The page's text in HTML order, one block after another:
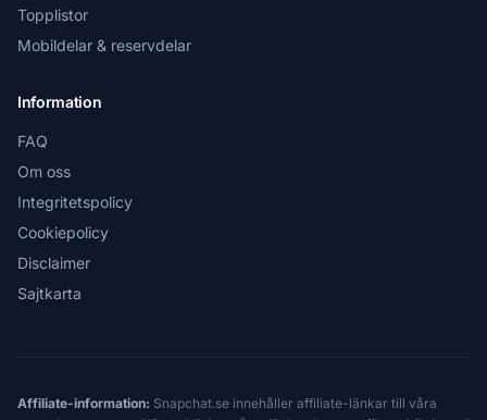
Topplistor
Mobildelar & reservdelar
Information
FAQ
Om oss
Integritetspolicy
Cookiepolicy
Disclaimer
Sajtkarta
Affiliate-information: Snapchat.se innehåller affiliate-länkar till våra